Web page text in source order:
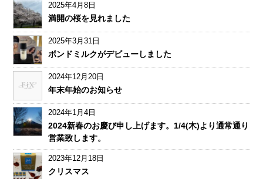
2025年4月8日
満開の桜を見れました
2025年3月31日
ボンドミルクがデビューしました
2024年12月20日
年末年始のお知らせ
2024年1月4日
2024新春のお慶び申し上げます。1/4(木)より通常通り
営業致します。
2023年12月18日
クリスマス